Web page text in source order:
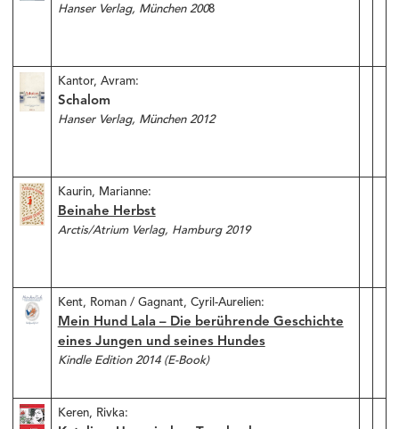
Hanser Verlag, München 2008
Kantor, Avram:
Schalom
Hanser Verlag, München 2012
Kaurin, Marianne:
Beinahe Herbst
Arctis/Atrium Verlag, Hamburg 2019
Kent, Roman / Gagnant, Cyril-Aurelien:
Mein Hund Lala – Die berührende Geschichte
eines Jungen und seines Hundes
Kindle Edition 2014 (E-Book)
Keren, Rivka: